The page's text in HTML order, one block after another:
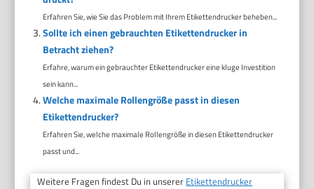
Erfahren Sie, wie Sie das Problem mit Ihrem Etikettendrucker beheben...
Sollte ich einen gebrauchten Etikettendrucker in
Betracht ziehen?
Erfahre, warum ein gebrauchter Etikettendrucker eine kluge Investition
sein kann...
Welche maximale Rollengröße passt in diesen
Etikettendrucker?
Erfahren Sie, welche maximale Rollengröße in diesen Etikettendrucker
passt und...
Weitere Fragen findest Du in unserer Etikettendrucker